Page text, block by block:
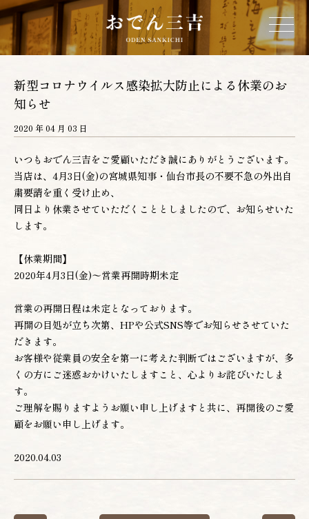
ホーム
お品書き
店舗情報
022-222-3830
(月〜土 12:00〜22:00)
WEBからのご予約
新型コロナウイルス感染拡大防止による休業のお
知らせ
2020 年 04 月 03 日
いつもおでん三吉をご愛顧いただき誠にありがとうございます。
当店は、4月3日(金)の宮城県知事・仙台市長の不要不急の外出自
粛要請を重く受け止め、
同日より休業させていただくこととしましたので、お知らせいた
します。
【休業期間】
2020年4月3日(金)〜営業再開時期未定
営業の再開日程は未定となっております。
再開の目処が立ち次第、HPや公式SNS等でお知らせさせていた
だきます。
お客様や従業員の安全を第一に考えた判断ではございますが、多
くの方にご迷惑おかけいたしますこと、心よりお詫びいたしま
す。
ご理解を賜りますようお願い申し上げますと共に、再開後のご愛
顧をお願い申し上げます。
2020.04.03